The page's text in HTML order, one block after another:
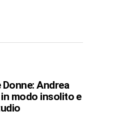
Andrea
modo insolito e